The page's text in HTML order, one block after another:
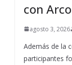
con Arco
agosto 3, 2026
Además de la
participantes